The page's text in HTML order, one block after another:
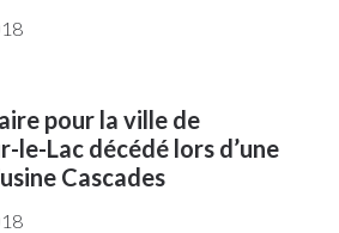
pour la ville de
le-Lac décédé lors d’une
Cascades